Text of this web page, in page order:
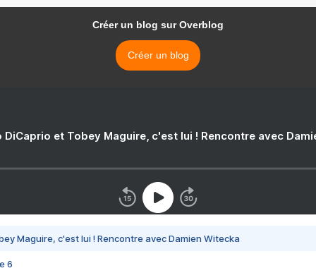
Créer un blog sur Overblog
Créer un blog
DiCaprio et Tobey Maguire, c'est lui ! Rencontre avec
Maguire, c'est lui ! Rencontre avec Damien Witecka
6